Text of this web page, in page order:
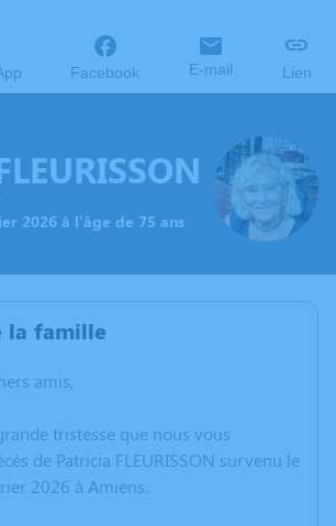
Facebook E-mail Lien
2026 à l'âge de 75 ans
la famille
amis,
tristesse que nous vous
de Patricia FLEURISSON survenu le
2026 à Amiens.